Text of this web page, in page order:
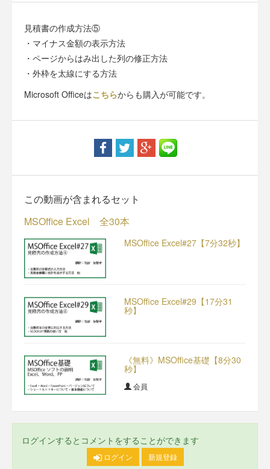
見積書の作成方法⑤
・マイナス金額の表示方法
・ページからはみ出した列の修正方法
・外枠を太線にする方法
Microsoft Officeはこちらからも購入が可能です。
この動画が含まれるセット
MSOffice Excel 全30本
MSOffice Excel#27【7分32秒】
MSOffice Excel#29【17分31
秒】
《無料》MSOffice基礎【8分30
秒】
会員
ログインするとコメントをすることができます
ログイン 新規登録